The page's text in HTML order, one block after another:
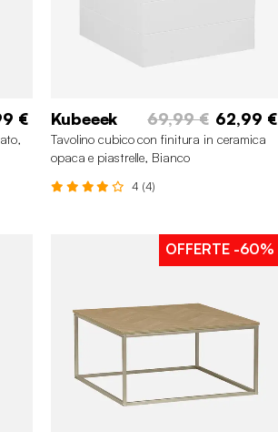
€ Kubeeek 69,99 € 62,99 €
Tavolino cubico con finitura in ceramica
opaca e piastrelle, Bianco
4 (4)
OFFERTE-60%